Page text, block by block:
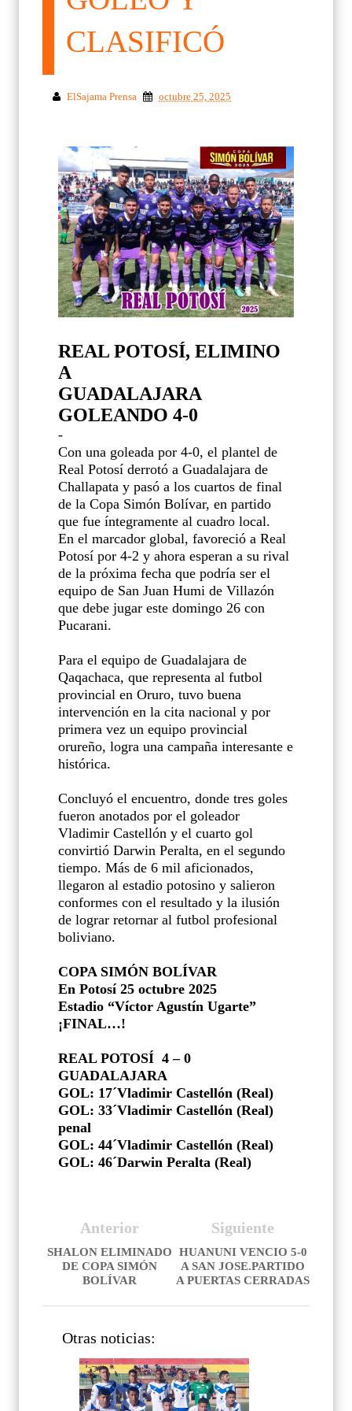
CLASIFICÓ
ElSajama Prensa octubre 25, 2025
REAL POTOSÍ, ELIMINO
A
GUADALAJARA
GOLEANDO 4-0
-
Con una goleada por 4-0, el plantel de
Real Potosí derrotó a Guadalajara de
Challapata y pasó a los cuartos de final
de la Copa Simón Bolívar, en partido
que fue íntegramente al cuadro local.
En el marcador global, favoreció a Real
Potosí por 4-2 y ahora esperan a su rival
de la próxima fecha que podría ser el
equipo de San Juan Humi de Villazón
que debe jugar este domingo 26 con
Pucarani.
Para el equipo de Guadalajara de
Qaqachaca, que representa al futbol
provincial en Oruro, tuvo buena
intervención en la cita nacional y por
primera vez un equipo provincial
orureño, logra una campaña interesante e
histórica.
Concluyó el encuentro, donde tres goles
fueron anotados por el goleador
Vladimir Castellón y el cuarto gol
convirtió Darwin Peralta, en el segundo
tiempo. Más de 6 mil aficionados,
llegaron al estadio potosino y salieron
conformes con el resultado y la ilusión
de lograr retornar al futbol profesional
boliviano.
COPA SIMÓN BOLÍVAR
En Potosí 25 octubre 2025
Estadio “Víctor Agustín Ugarte”
¡FINAL…!
REAL POTOSÍ 4 – 0
GUADALAJARA
GOL: 17´Vladimir Castellón (Real)
GOL: 33´Vladimir Castellón (Real)
penal
GOL: 44´Vladimir Castellón (Real)
GOL: 46´Darwin Peralta (Real)
Siguiente
HUANUNI VENCIO 5-0
A SAN JOSE.PARTIDO
A PUERTAS CERRADAS
Anterior
SHALON ELIMINADO
DE COPA SIMÓN
BOLÍVAR
Otras noticias: